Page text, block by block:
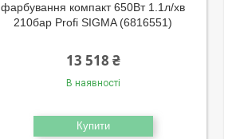
фарбування компакт 650Вт 1.1л/хв
210бар Profi SIGMA (6816551)
13 518 ₴
В наявності
Купити